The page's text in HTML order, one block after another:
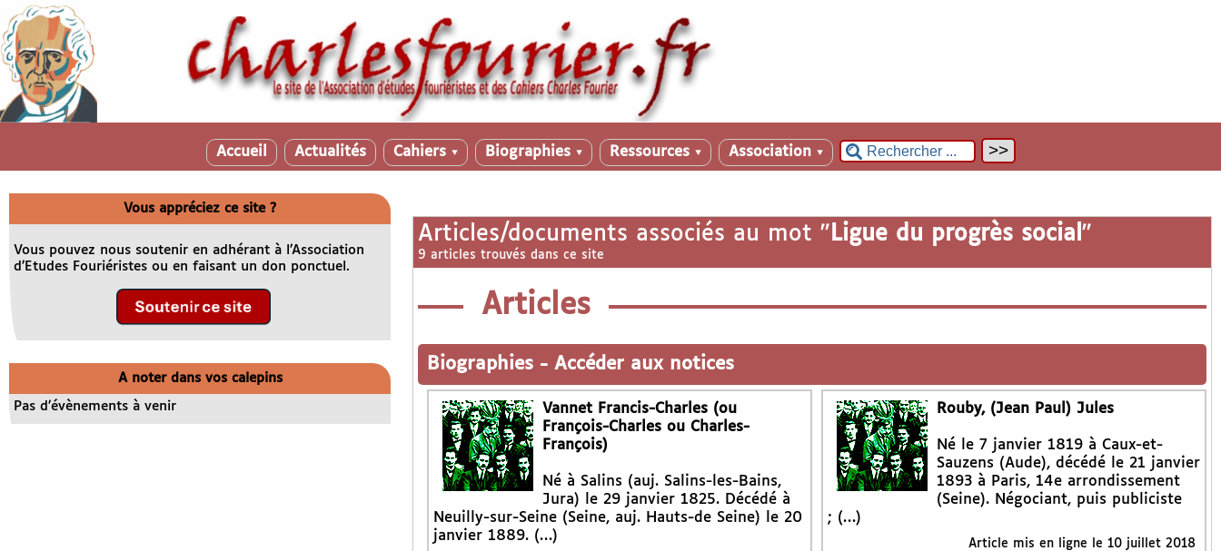
Accueil Actualités Cahiers ▼ Biographies ▼ Ressources ▼ Association ▼
Articles/documents associés au mot " Ligue du progrès social "
9 articles trouvés dans ce site
Articles
Biographies - Accéder aux notices
Vannet Francis-Charles (ou
François-Charles ou Charles-
François)
Né à Salins (auj. Salins-les-Bains,
Jura) le 29 janvier 1825. Décédé à
Neuilly-sur-Seine (Seine, auj. Hauts-de Seine) le 20
janvier 1889. (…)
Rouby, (Jean Paul) Jules
Né le 7 janvier 1819 à Caux-et-
Sauzens (Aude), décédé le 21 janvier
1893 à Paris, 14e arrondissement
(Seine). Négociant, puis publiciste
; (…)
Article mis en ligne le10 juillet 2018
Vous appréciez ce site ?
Vous pouvez nous soutenir en adhérant à l’Association
d’Etudes Fouriéristes ou en faisant un don ponctuel.
A noter dans vos calepins
Pas d’évènements à venir